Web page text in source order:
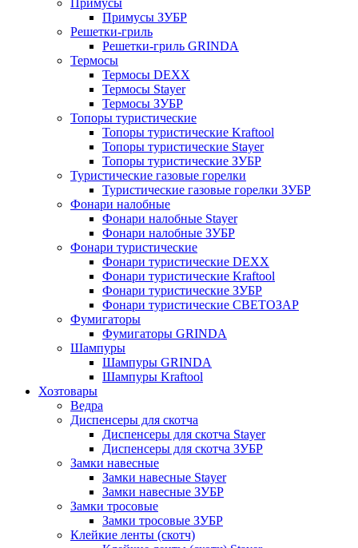
Примусы
Примусы ЗУБР
Решетки-гриль
Решетки-гриль GRINDA
Термосы
Термосы DEXX
Термосы Stayer
Термосы ЗУБР
Топоры туристические
Топоры туристические Kraftool
Топоры туристические Stayer
Топоры туристические ЗУБР
Туристические газовые горелки
Туристические газовые горелки ЗУБР
Фонари налобные
Фонари налобные Stayer
Фонари налобные ЗУБР
Фонари туристические
Фонари туристические DEXX
Фонари туристические Kraftool
Фонари туристические ЗУБР
Фонари туристические СВЕТОЗАР
Фумигаторы
Фумигаторы GRINDA
Шампуры
Шампуры GRINDA
Шампуры Kraftool
Хозтовары
Ведра
Диспенсеры для скотча
Диспенсеры для скотча Stayer
Диспенсеры для скотча ЗУБР
Замки навесные
Замки навесные Stayer
Замки навесные ЗУБР
Замки тросовые
Замки тросовые ЗУБР
Клейкие ленты (скотч)